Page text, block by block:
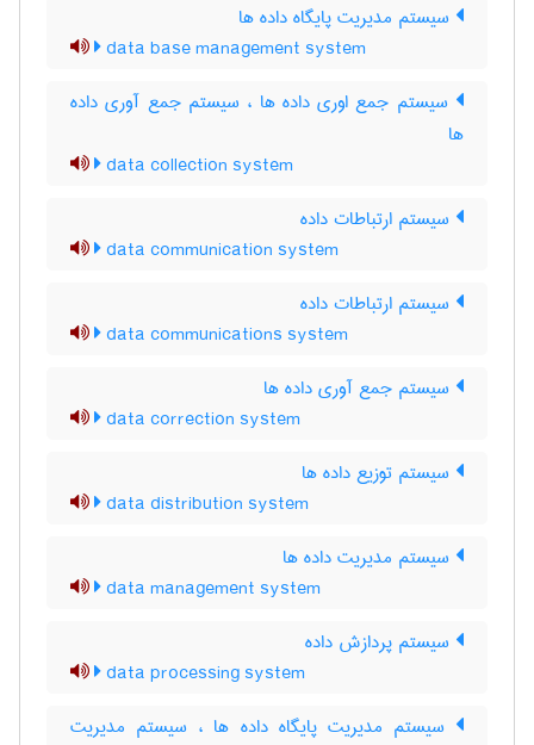
سیستم مدیریت پایگاه داده ها
data base management system
سیستم جمع اوری داده ها ، سیستم جمع آوری داده
ها
data collection system
سیستم ارتباطات داده
data communication system
سیستم ارتباطات داده
data communications system
سیستم جمع آوری داده ها
data correction system
سیستم توزیع داده ها
data distribution system
سیستم مدیریت داده ها
data management system
سیستم پردازش داده
data processing system
سیستم مدیریت پایگاه داده ها ، سیستم مدیریت